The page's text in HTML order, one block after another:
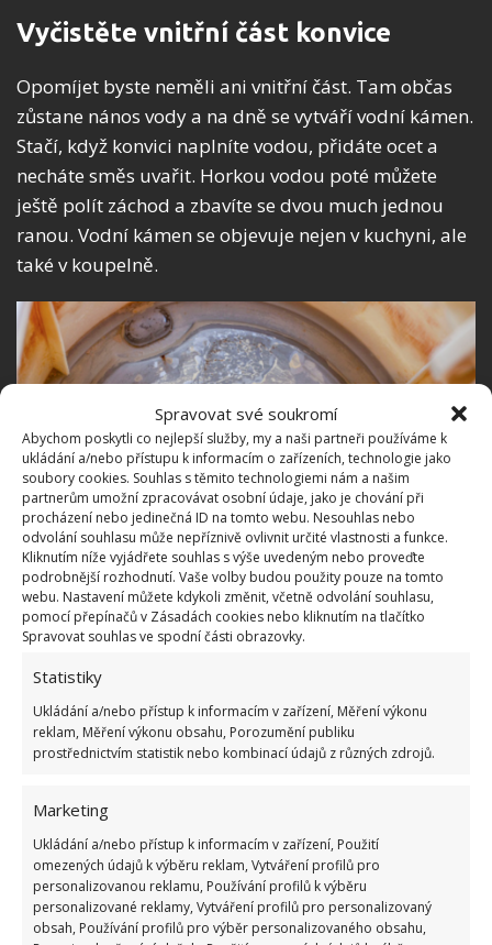
Spravovat své soukromí
Abychom poskytli co nejlepší služby, my a naši partneři používáme k
ukládání a/nebo přístupu k informacím o zařízeních, technologie jako
soubory cookies. Souhlas s těmito technologiemi nám a našim
partnerům umožní zpracovávat osobní údaje, jako je chování při
procházení nebo jedinečná ID na tomto webu. Nesouhlas nebo
odvolání souhlasu může nepříznivě ovlivnit určité vlastnosti a funkce.
Kliknutím níže vyjádřete souhlas s výše uvedeným nebo proveďte
podrobnější rozhodnutí. Vaše volby budou použity pouze na tomto
webu. Nastavení můžete kdykoli změnit, včetně odvolání souhlasu,
pomocí přepínačů v Zásadách cookies nebo kliknutím na tlačítko
Spravovat souhlas ve spodní části obrazovky.
Statistiky
Ukládání a/nebo přístup k informacím v zařízení, Měření výkonu
reklam, Měření výkonu obsahu, Porozumění publiku
prostřednictvím statistik nebo kombinací údajů z různých zdrojů.
Marketing
Ukládání a/nebo přístup k informacím v zařízení, Použití
omezených údajů k výběru reklam, Vytváření profilů pro
personalizovanou reklamu, Používání profilů k výběru
personalizované reklamy, Vytváření profilů pro personalizovaný
obsah, Používání profilů pro výběr personalizovaného obsahu,
Vyčistěte vnitřní část konvice
Opomíjet byste neměli ani vnitřní část. Tam občas
zůstane nános vody a na dně se vytváří vodní kámen.
Stačí, když konvici naplníte vodou, přidáte ocet a
necháte směs uvařit. Horkou vodou poté můžete
ještě polít záchod a zbavíte se dvou much jednou
ranou. Vodní kámen se objevuje nejen v kuchyni, ale
také v koupelně.
Fotografie: Pixabay
Než použijete chemické prostředky
Na trhu jsou také chemické prostředky, které jsou
přímo určeny k jednorázovému vyvaření konvice.
V takovém případě může konvice vypadat jako nová,
prostředí. Při použití octa, pasty nebo sody se tak
můžete zachovat mnohem lépe a docílit stejných
výsledků. Pokud se pro jejich použití přeci jen
rozhodnete, neváhejte použít ochranné pomůcky.